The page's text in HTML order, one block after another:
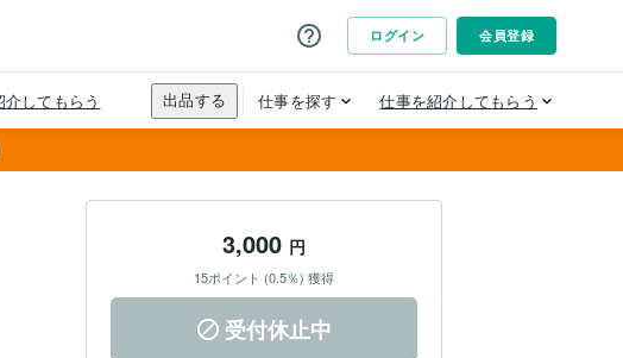
3,000 円
15ポイント (0.5％) 獲得
受付休止中